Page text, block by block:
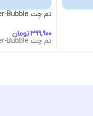
تم چت Anime-con-Red-Biker-Bubble
تومان
تم چت Anime-con-Red-Biker-Bubble